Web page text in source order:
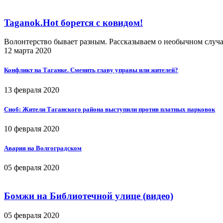
Taganok.Hot борется с ковидом!
Волонтерство бывает разным. Рассказываем о необычном
12 марта 2020
Конфликт на Таганке. Сменить главу управы или жителей?
13 февраля 2020
Сноб: Жители Таганского района выступили против платных парковок
10 февраля 2020
Авария на Волгоградском
05 февраля 2020
Бомжи на Библиотечной улице (видео)
05 февраля 2020